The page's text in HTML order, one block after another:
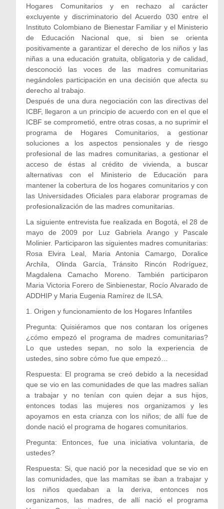
Hogares Comunitarios y en rechazo al carácter
excluyente y discriminatorio del Acuerdo 030 entre el
Instituto Colombiano de Bienestar Familiar y el Ministerio
de Educación Nacional que, si bien se orienta
positivamente a garantizar el derecho de los niños y las
niñas a una educación gratuita, obligatoria y de calidad,
desconoció las voces de las madres comunitarias
negándoles participación en una decisión que afecta su
derecho al trabajo.
Después de una dura negociación con las directivas del
ICBF, llegaron a un principio de acuerdo con en el que el
ICBF se comprometió, entre otras cosas, a no suprimir el
programa de Hogares Comunitarios, a gestionar
soluciones a los aspectos pensionales y de riesgo
profesional de las madres comunitarias, a gestionar el
acceso de éstas al crédito de vivienda, a buscar
alternativas con el Ministerio de Educación para
mantener la cobertura de los hogares comunitarios y con
las Universidades Oficiales para elaborar programas de
profesionalización de las madres comunitarias.
La siguiente entrevista fue realizada en Bogotá, el 28 de
mayo de 2009 por Luz Gabriela Arango y Pascale
Molinier. Participaron las siguientes madres comunitarias:
Rosa Elvira Leal, Maria Antonia Camargo, Doralice
Archila, Olinda García, Tránsito Rincón Rodríguez,
Magdalena Camacho Moreno. También participaron
Maria Victoria Forero de Sinbienestar, Rocío Alvarado de
ADDHIP y Maria Eugenia Ramírez de ILSA.
1. Origen y funcionamiento de los Hogares Infantiles
Pregunta: Quisiéramos que nos contaran los orígenes
¿cómo empezó el programa de madres comunitarias?
Lo que ustedes sepan, no solo la experiencia de
ustedes, sino sobre cómo fue que empezó…
Respuesta: El programa se creó debido a la necesidad
que se vio en las comunidades de que las madres salían
a trabajar y no tenían con quien dejar a sus hijos,
entonces todas las mujeres nos organizamos y les
apoyamos en esta crianza con los niños; de allí fue de
donde nació el programa de hogares comunitarios.
Pregunta: Entonces, fue una iniciativa voluntaria, de
ustedes?
Respuesta: Si, que nació por la necesidad que se vio en
las comunidades, que las mamitas se iban a trabajar y
los niños quedaban a la deriva, entonces nos
organizamos, las madres, de allí nació el programa